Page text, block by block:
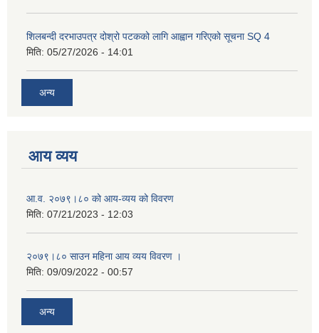
शिलबन्दी दरभाउपत्र दोश्रो पटकको लागि आह्वान गरिएको सूचना SQ 4
मिति: 05/27/2026 - 14:01
अन्य
आय व्यय
आ.व. २०७९।८० को आय-व्यय को विवरण
मिति: 07/21/2023 - 12:03
२०७९।८० साउन महिना आय व्यय विवरण ।
मिति: 09/09/2022 - 00:57
अन्य